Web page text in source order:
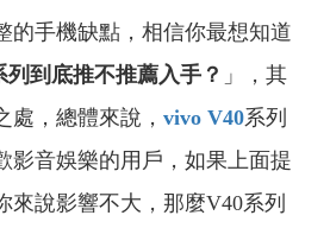
機缺點，相信你最想知道
列 到底推不推薦入手？ 」，其
處，總體來說， vivo V40系列
影音娛樂的用戶，如果上面提
來說影響不大，那麼V40系列